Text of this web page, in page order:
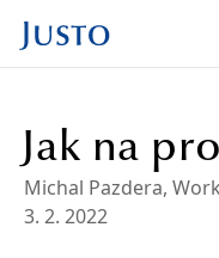
Jak na
Michal Pazdera,
3. 2. 2022